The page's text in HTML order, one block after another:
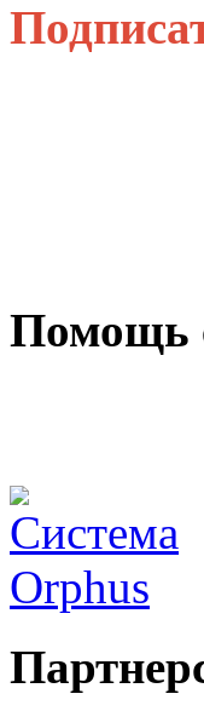
Помощь